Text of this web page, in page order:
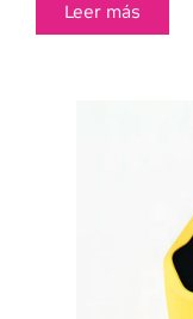
Leer más